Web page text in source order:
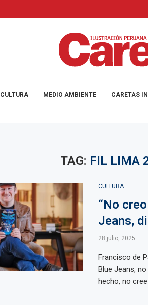
CULTURA MEDIO AMBIENTE CARETAS
TAG: FIL LIMA
CULTURA
“No
Jeans,
28 julio, 2025
Francisco de
Blue Jeans,
hecho, no